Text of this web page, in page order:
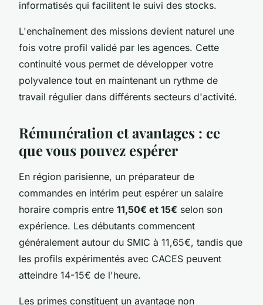
informatisés qui facilitent le suivi des stocks.
L'enchaînement des missions devient naturel une
fois votre profil validé par les agences. Cette
continuité vous permet de développer votre
polyvalence tout en maintenant un rythme de
travail régulier dans différents secteurs d'activité.
Rémunération et avantages : ce
que vous pouvez espérer
En région parisienne, un préparateur de
commandes en intérim peut espérer un salaire
horaire compris entre 11,50€ et 15€ selon son
expérience. Les débutants commencent
généralement autour du SMIC à 11,65€, tandis que
les profils expérimentés avec CACES peuvent
atteindre 14-15€ de l'heure.
Les primes constituent un avantage non